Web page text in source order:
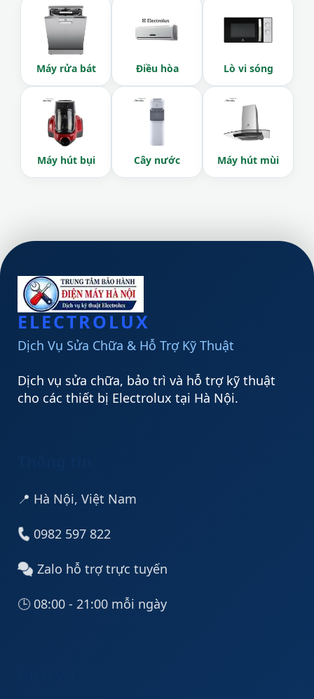
Máy rửa bát Điều hòa Lò vi sóng
Máy hút bụi Cây nước Máy hút mùi
ELECTROLUX
Dịch Vụ Sửa Chữa & Hỗ Trợ Kỹ Thuật
Dịch vụ sửa chữa, bảo trì và hỗ trợ kỹ thuật
cho các thiết bị Electrolux tại Hà Nội.
📍 Hà Nội, Việt Nam
0982 597 822
Zalo hỗ trợ trực tuyến
🕒 08:00 - 21:00 mỗi ngày